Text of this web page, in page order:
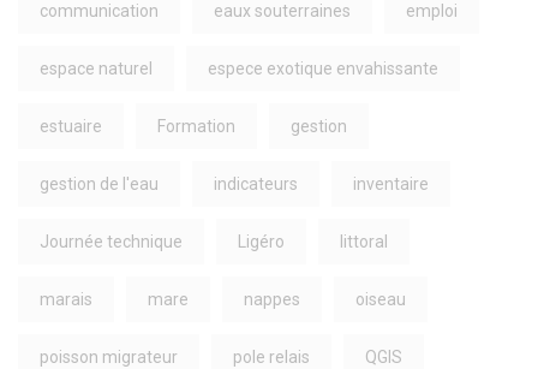
communication eaux souterraines emploi
espace naturel espece exotique envahissante
estuaire Formation gestion
gestion de l'eau indicateurs inventaire
Journée technique Ligéro littoral
marais mare nappes oiseau
poisson migrateur pole relais QGIS